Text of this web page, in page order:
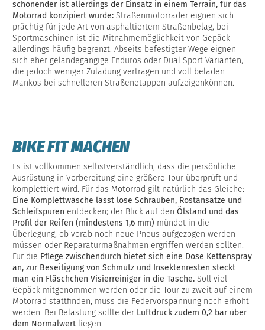
schonender ist allerdings der Einsatz in einem Terrain, für das
Motorrad konzipiert wurde: Straßenmotorräder eignen sich
prächtig für jede Art von asphaltiertem Straßenbelag, bei
Sportmaschinen ist die Mitnahmemöglichkeit von Gepäck
allerdings häufig begrenzt. Abseits befestigter Wege eignen
sich eher geländegängige Enduros oder Dual Sport Varianten,
die jedoch weniger Zuladung vertragen und voll beladen
Mankos bei schnelleren Straßenetappen aufzeigenkönnen.
BIKE FIT MACHEN
Es ist vollkommen selbstverständlich, dass die persönliche
Ausrüstung in Vorbereitung eine größere Tour überprüft und
komplettiert wird. Für das Motorrad gilt natürlich das Gleiche:
Eine Komplettwäsche lässt lose Schrauben, Rostansätze und
Schleifspuren entdecken; der Blick auf den Ölstand und das
Profil der Reifen (mindestens 1,6 mm) mündet in die
Überlegung, ob vorab noch neue Pneus aufgezogen werden
müssen oder Reparaturmaßnahmen ergriffen werden sollten.
Für die Pflege zwischendurch bietet sich eine Dose Kettenspray
an, zur Beseitigung von Schmutz und Insektenresten steckt
man ein Fläschchen Visierreiniger in die Tasche. Soll viel
Gepäck mitgenommen werden oder die Tour zu zweit auf einem
Motorrad stattfinden, muss die Federvorspannung noch erhöht
werden. Bei Belastung sollte der Luftdruck zudem 0,2 bar über
dem Normalwert liegen.